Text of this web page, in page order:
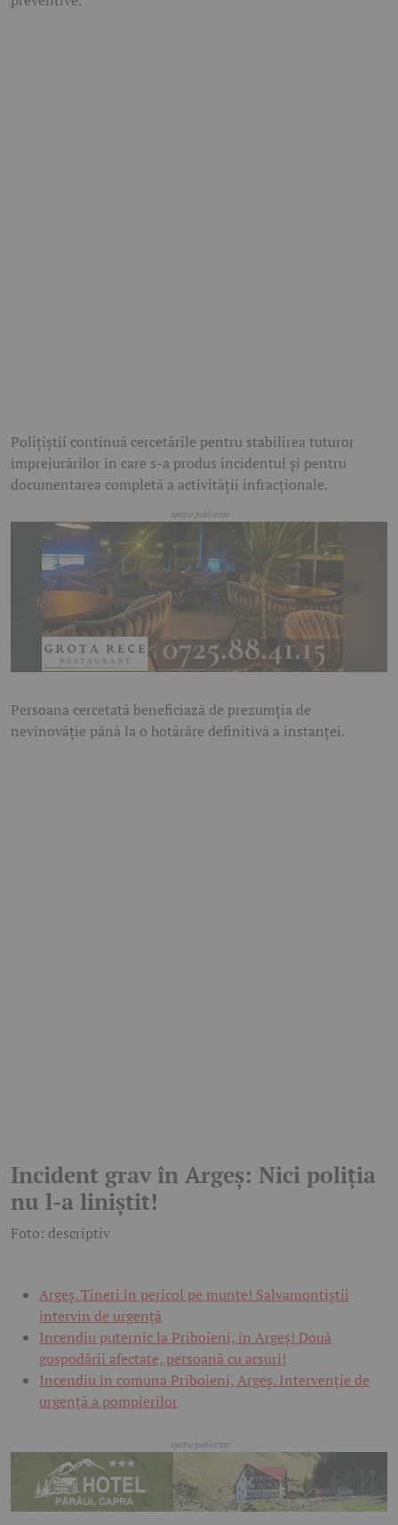
Polițiștii continuă cercetările pentru stabilirea tuturor
împrejurărilor în care s-a produs incidentul și pentru
documentarea completă a activității infracționale.
Persoana cercetată beneficiază de prezumția de
nevinovăție până la o hotărâre definitivă a instanței.
Incident grav în Argeș: Nici poliția
nu l-a liniștit!
Foto: descriptiv
Argeș. Tineri în pericol pe munte! Salvamontiștii
intervin de urgență
Incendiu puternic la Priboieni, în Argeș! Două
gospodării afectate, persoană cu arsuri!
Incendiu în comuna Priboieni, Argeș. Intervenție de
urgență a pompierilor